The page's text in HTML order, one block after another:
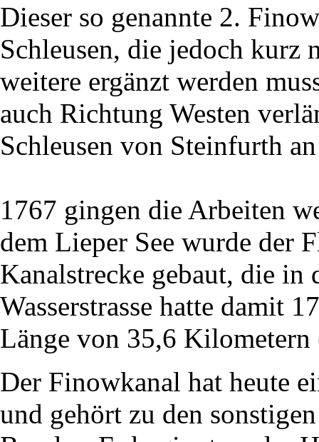
Dieser so genannte 2.
Schleusen, die jedoch kurz
weitere ergänzt werden
auch Richtung Westen
Schleusen von Steinfurth
1767 gingen die Arbeiten
dem Lieper See wurde der
Kanalstrecke gebaut, die in
Wasserstrasse hatte damit
Länge von 35,6
Der Finowkanal hat heute
und gehört zu den